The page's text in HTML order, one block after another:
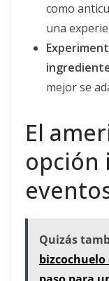
como
una
mejor se
El
opción
Quizás